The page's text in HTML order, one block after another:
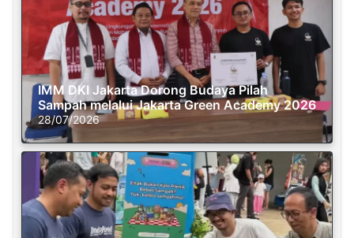
IMM DKI Jakarta Dorong Budaya Pilah
Sampah melalui Jakarta Green Academy 2026
28/07/2026